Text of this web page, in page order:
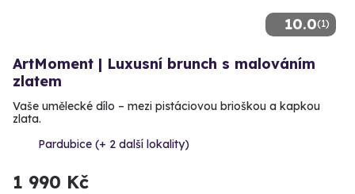
10.0(1)
ArtMoment | Luxusní brunch s malováním
zlatem
Vaše umělecké dílo – mezi pistáciovou brioškou a kapkou
zlata.
Pardubice (+ 2 další lokality)
1 990 Kč